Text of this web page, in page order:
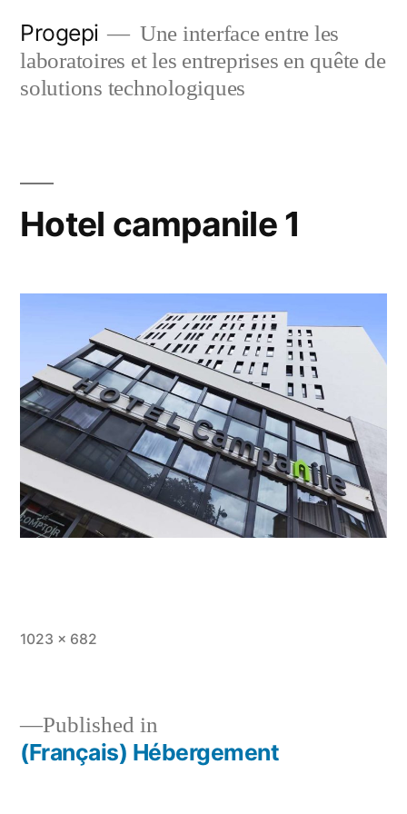
content
Progepi
Une interface entre les
laboratoires et les entreprises en quête de
solutions technologiques
Hotel campanile 1
Full
1023 × 682
Post
Published in
(Français) Hébergement